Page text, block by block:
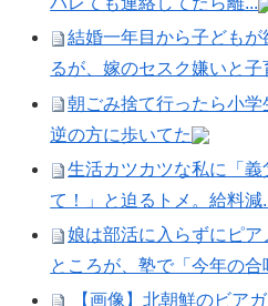
結婚一年目から子ども
るが、嫁のセスク嫌いと子
朝ごみ捨て行ったら小
逆の方に歩いてた
生活カツカツな私に「
て！」と迫るトメ。給料減
娘は部活に入らずにピア
ところが、塾で「今年の合
【画像】北朝鮮のビア